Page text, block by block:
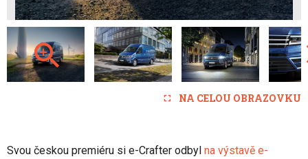
NA CELOU OBRAZOVKU
Svou českou premiéru si e-Crafter odbyl na výstavě e-